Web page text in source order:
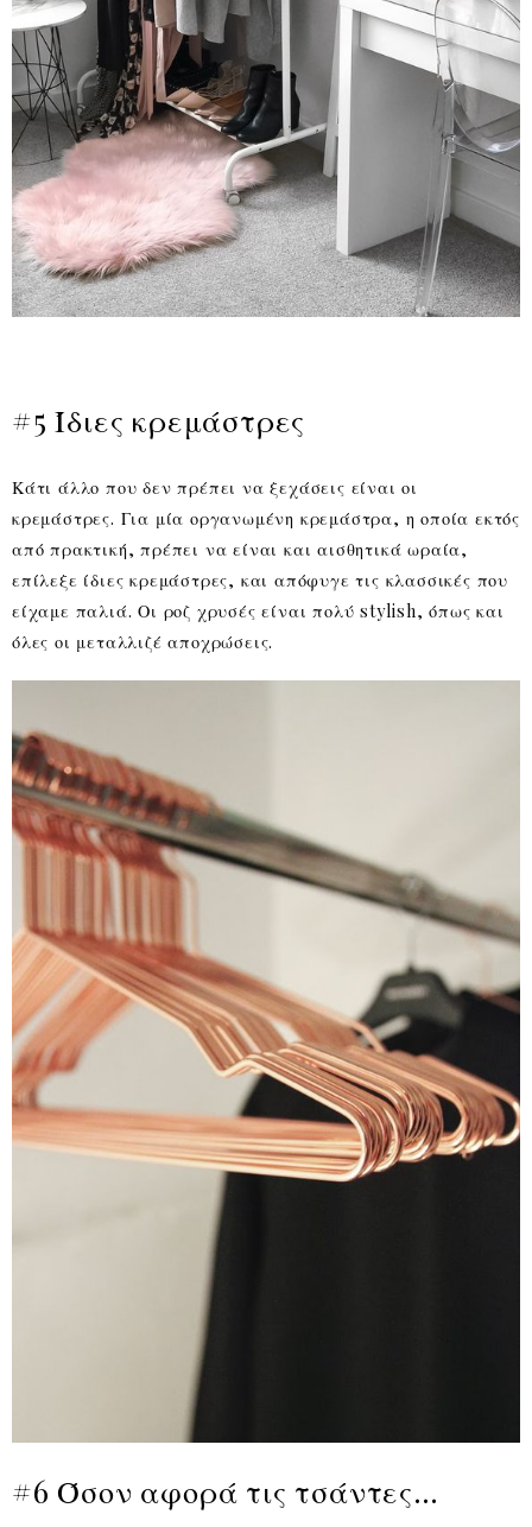
#5 Ίδιες κρεμάστρες
Κάτι άλλο που δεν πρέπει να ξεχάσεις είναι οι
κρεμάστρες. Για μία οργανωμένη κρεμάστρα, η οποία εκτός
από πρακτική, πρέπει να είναι και αισθητικά ωραία,
επίλεξε ίδιες κρεμάστρες, και απόφυγε τις κλασσικές που
είχαμε παλιά. Οι ροζ χρυσές είναι πολύ stylish, όπως και
όλες οι μεταλλιζέ αποχρώσεις.
#6 Όσον αφορά τις τσάντες…